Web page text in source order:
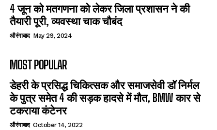
4 जून को मतगणना को लेकर जिला प्रशासन ने की
तैयारी पूरी, व्यवस्था चाक चौबंद
औरंगाबाद May 29, 2024
MOST POPULAR
डेहरी के प्रसिद्ध चिकित्सक और समाजसेवी डॉ निर्मल
के पुत्र समेत 4 की सड़क हादसे में मौत, BMW कार से
टकराया कंटेनर
औरंगाबाद October 14, 2022